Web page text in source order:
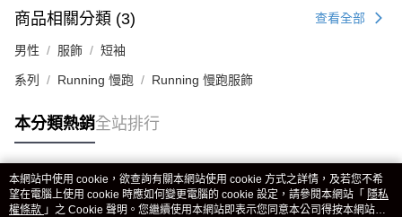
商品相關分類 (3) 查看全部
男性 服飾 短袖
系列 Running 慢跑 Running 慢跑服飾
本分類熱銷全站排行
熱門標籤
本網站中使用 cookie，欲查詢有關本網站使用 cookie 方式之詳情，及若您不希
望在電腦上使用 cookie 時應如何變更電腦的 cookie 設定，請參閱本網站「 隱私
權條款 」之 Cookie 聲明。您繼續使用本網站即表示您同意本公司得按本網站使